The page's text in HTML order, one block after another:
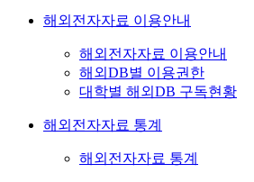
해외전자자료 이용안내
해외전자자료 이용안내
해외DB별 이용권한
대학별 해외DB 구독현황
해외전자자료 통계
해외전자자료 통계